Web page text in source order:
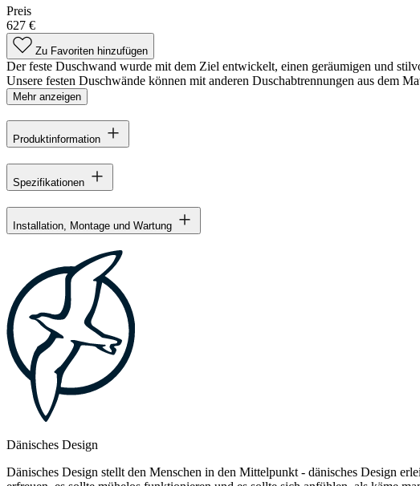
Preis
627 €
Zu Favoriten hinzufügen
Der feste Duschwand wurde mit dem Ziel entwickelt, einen geräumigen und
Unsere festen Duschwände können mit anderen Duschabtrennungen aus dem
Mehr anzeigen
Produktinformation
Spezifikationen
Installation, Montage und Wartung
Dänisches Design
Dänisches Design stellt den Menschen in den Mittelpunkt - dänisches Design